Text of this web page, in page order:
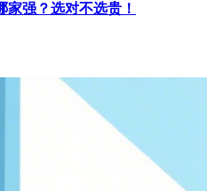
家强？选对不选贵！